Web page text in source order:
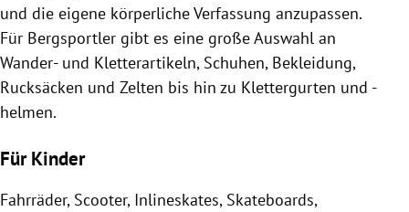
und die eigene körperliche Verfassung anzupassen.
Für Bergsportler gibt es eine große Auswahl an
Wander- und Kletterartikeln, Schuhen, Bekleidung,
Rucksäcken und Zelten bis hin zu Klettergurten und -
helmen.
Für Kinder
Fahrräder, Scooter, Inlineskates, Skateboards,